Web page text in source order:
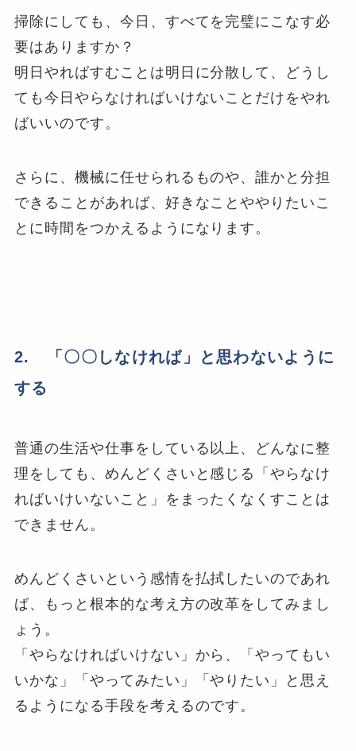
掃除にしても、今日、すべてを完璧にこなす必
要はありますか？
明日やればすむことは明日に分散して、どうし
ても今日やらなければいけないことだけをやれ
ばいいのです。
さらに、機械に任せられるものや、誰かと分担
できることがあれば、好きなことややりたいこ
とに時間をつかえるようになります。
2. 「〇〇しなければ」と思わないように
する
普通の生活や仕事をしている以上、どんなに整
理をしても、めんどくさいと感じる「やらなけ
ればいけいないこと」をまったくなくすことは
できません。
めんどくさいという感情を払拭したいのであれ
ば、もっと根本的な考え方の改革をしてみまし
ょう。
「やらなければいけない」から、「やってもい
いかな」「やってみたい」「やりたい」と思え
るようになる手段を考えるのです。